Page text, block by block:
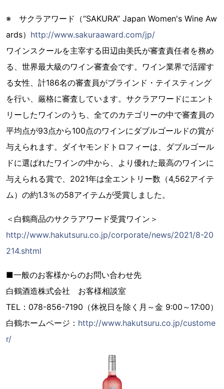
※ サクラアワード（“SAKURA” Japan Women's Wine Aw
ards） http://www.sakuraaward.com/jp/
ワインスクールを主宰する田辺由美氏が審査責任者を務め
る、世界最大級のワイン審査会です。ワイン業界で活躍す
る女性、計186名の審査員がブラインド・テイスティング
を行い、厳格に審査しています。サクラアワードにエント
リーしたワインのうち、全てのカテゴリーの中で審査員の
平均点が93点から100点のワインにダブルゴールドの賞が
与えられます。ダイヤモンドトロフィーは、ダブルゴール
ドに選ばれたワインの中から、より優れた最高のワインに
与えられる賞で、2021年は全エントリー数（4,562アイテ
ム）の約1.3％の58アイテムが受賞しました。
＜白鶴商品のサクラアワード受賞ワイン＞
http://www.hakutsuru.co.jp/corporate/news/2021/8-20
214.shtml
■一般のお客様からのお問い合わせ先
白鶴酒造株式会社 お客様相談室
TEL：078-856-7190（休祝日を除く月～金 9:00～17:00）
白鶴ホームページ： http://www.hakutsuru.co.jp/custome
r/